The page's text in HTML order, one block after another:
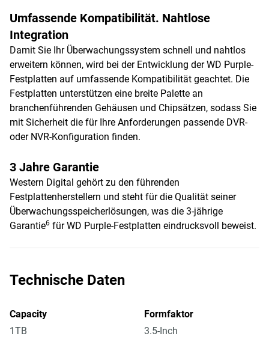
Umfassende Kompatibilität. Nahtlose
Integration
Damit Sie Ihr Überwachungssystem schnell und nahtlos
erweitern können, wird bei der Entwicklung der WD Purple-
Festplatten auf umfassende Kompatibilität geachtet. Die
Festplatten unterstützen eine breite Palette an
branchenführenden Gehäusen und Chipsätzen, sodass Sie
mit Sicherheit die für Ihre Anforderungen passende DVR-
oder NVR-Konfiguration finden.
3 Jahre Garantie
Western Digital gehört zu den führenden
Festplattenherstellern und steht für die Qualität seiner
Überwachungsspeicherlösungen, was die 3-jährige
Garantie6 für WD Purple-Festplatten eindrucksvoll beweist.
Technische Daten
Capacity
1TB
Formfaktor
3.5-Inch